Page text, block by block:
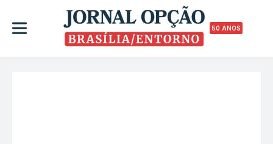
50 ANOS